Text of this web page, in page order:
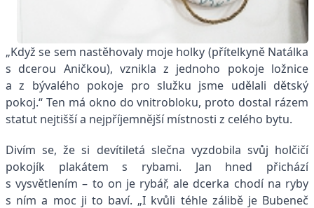
„Když se sem nastěhovaly moje holky (přítelkyně Natálka
s dcerou Aničkou), vznikla z jednoho pokoje ložnice
a z bývalého pokoje pro služku jsme udělali dětský
pokoj.“ Ten má okno do vnitrobloku, proto dostal rázem
statut nejtišší a nejpříjemnější místnosti z celého bytu.
Divím se, že si devítiletá slečna vyzdobila svůj holčičí
pokojík plakátem s rybami. Jan hned přichází
s vysvětlením – to on je rybář, ale dcerka chodí na ryby
s ním a moc ji to baví. „I kvůli téhle zálibě je Bubeneč